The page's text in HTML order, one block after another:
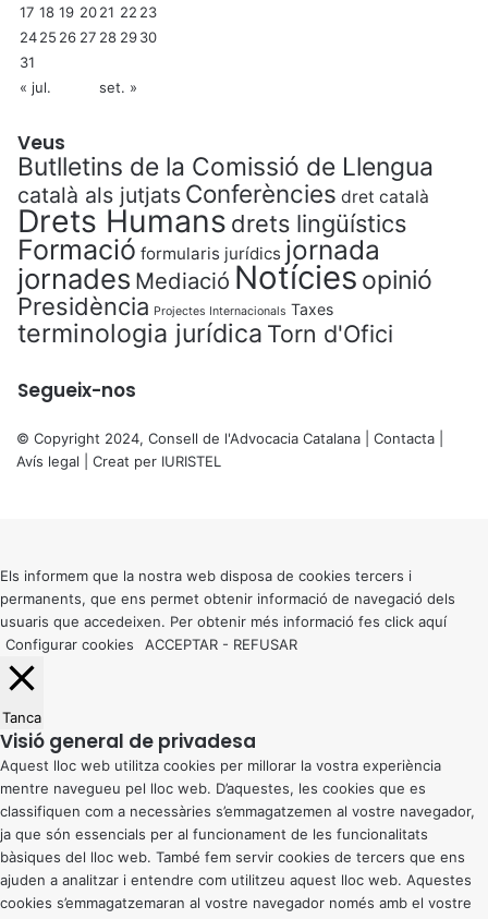
17 18 19 2021 22 23
2425 26 27 28 2930
31
« jul.
set. »
Veus
Butlletins de la Comissió de Llengua
català als jutjats Conferències dret català
Drets Humans drets lingüístics
Formació formularis jurídics jornada
jornades Mediació Notícies opinió
Presidència Projectes Internacionals Taxes
terminologia jurídica Torn d'Ofici
Segueix-nos
© Copyright 2024, Consell de l'Advocacia Catalana | Contacta
Avís legal | Creat per IURISTEL
button
Els informem que la nostra web disposa de cookies tercers i
permanents, que ens permet obtenir informació de navegació dels
usuaris que accedeixen. Per obtenir més informació fes click aquí
Configurar cookies
ACCEPTAR - REFUSAR
Tanca
Visió general de privadesa
Aquest lloc web utilitza cookies per millorar la vostra experiència
mentre navegueu pel lloc web. D’aquestes, les cookies que es
classifiquen com a necessàries s’emmagatzemen al vostre navegador,
ja que són essencials per al funcionament de les funcionalitats
bàsiques del lloc web. També fem servir cookies de tercers que ens
ajuden a analitzar i entendre com utilitzeu aquest lloc web. Aquestes
cookies s’emmagatzemaran al vostre navegador només amb el vostre